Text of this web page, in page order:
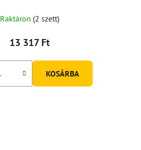
Raktáron (2 szett)
13 317 Ft
KOSÁRBA